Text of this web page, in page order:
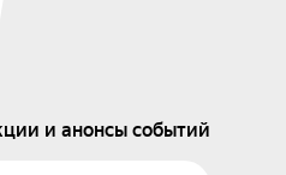
и анонсы событий